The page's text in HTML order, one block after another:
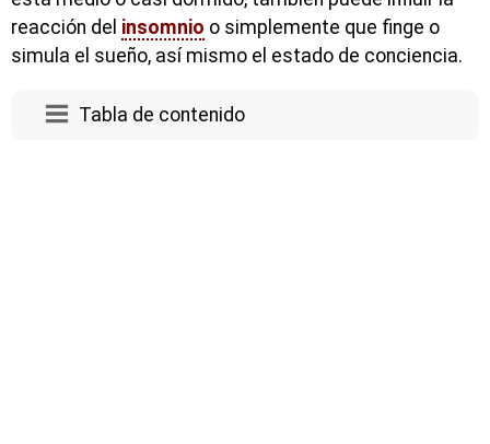
reacción del insomnio o simplemente que finge o
simula el sueño, así mismo el estado de conciencia.
Tabla de contenido